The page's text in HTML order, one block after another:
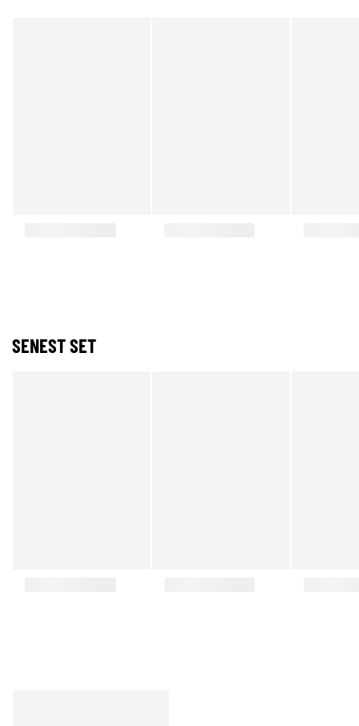
SENEST SET